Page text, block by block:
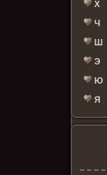
Х
Ч
Ш
Э
Ю
Я